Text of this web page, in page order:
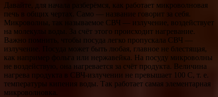
Давайте, для начала разберёмся, как работает микроволновая
печь в общих чертах. Само — название говорит за себя.
Микроволны, так называемое СВЧ — излучение, воздействует
на молекулы воды. За счёт этого происходит нагревание.
Важно помнить, чтобы посуда легко пропускала СВЧ —
излучение. Посуда может быть любая, главное не блестящая,
как например фольга или нержавейка. На посуду микроволны
не воздействую, она нагревается за счёт продукта. Величина
нагрева продукта в СВЧ-излучении не превышает 100 С, т. е.
температуры кипения воды. Так работает самая элементарная
микроволновка.